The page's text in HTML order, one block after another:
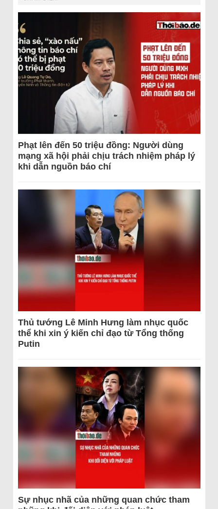
Phạt lên đến 50 triệu đồng: Người dùng
mạng xã hội phải chịu trách nhiệm pháp lý
khi dẫn nguồn báo chí
Thủ tướng Lê Minh Hưng làm nhục quốc
thể khi xin ý kiến chỉ đạo từ Tổng thống
Putin
Sự nhục nhã của những quan chức tham